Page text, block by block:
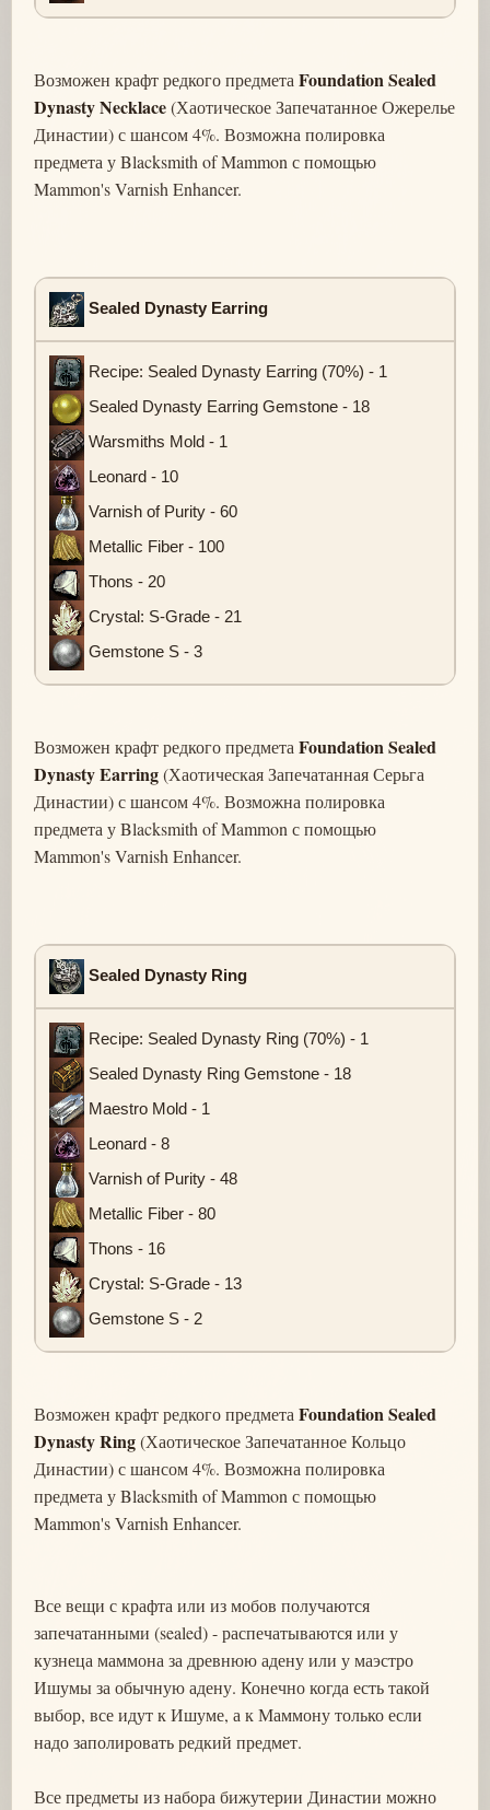
Возможен крафт редкого предмета Foundation Sealed
Dynasty Necklace(Хаотическое Запечатанное Ожерелье
Династии) с шансом 4%. Возможна полировка
предмета у Blacksmith of Mammon с помощью
Mammon's Varnish Enhancer.
Sealed Dynasty Earring
Recipe: Sealed Dynasty Earring (70%) - 1
Sealed Dynasty Earring Gemstone - 18
Warsmiths Mold - 1
Leonard - 10
Varnish of Purity - 60
Metallic Fiber - 100
Thons - 20
Crystal: S-Grade - 21
Gemstone S - 3
Возможен крафт редкого предмета Foundation Sealed
Dynasty Earring(Хаотическая Запечатанная Серьга
Династии) с шансом 4%. Возможна полировка
предмета у Blacksmith of Mammon с помощью
Mammon's Varnish Enhancer.
Sealed Dynasty Ring
Recipe: Sealed Dynasty Ring (70%) - 1
Sealed Dynasty Ring Gemstone - 18
Maestro Mold - 1
Leonard - 8
Varnish of Purity - 48
Metallic Fiber - 80
Thons - 16
Crystal: S-Grade - 13
Gemstone S - 2
Возможен крафт редкого предмета Foundation Sealed
Dynasty Ring(Хаотическое Запечатанное Кольцо
Династии) с шансом 4%. Возможна полировка
предмета у Blacksmith of Mammon с помощью
Mammon's Varnish Enhancer.
Все вещи с крафта или из мобов получаются
запечатанными (sealed) - распечатываются или у
кузнеца маммона за древнюю адену или у маэстро
Ишумы за обычную адену. Конечно когда есть такой
выбор, все идут к Ишуме, а к Маммону только если
надо заполировать редкий предмет.
Все предметы из набора бижутерии Династии можно